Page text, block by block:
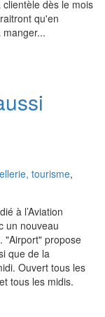
dès le mois
qu'en
tourisme,
à l’Aviation
un nouveau
"Airport" propose
que de la
Ouvert tous les
tous les midis.